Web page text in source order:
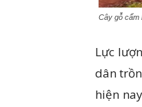
Cây gỗ cẩm
Lực
dân
hiện